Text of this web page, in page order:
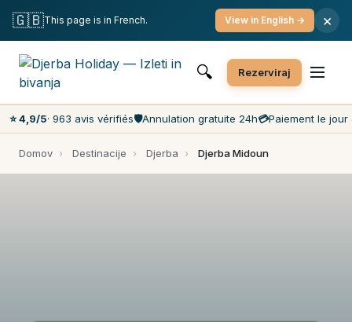
Brezplačno odpoved
Najnižje cene na trgu
Služba za stranke 7 dni na teden
🔍 Rezerviraj
⭐ 4,9/5· 963 avis vérifiés🛡️Annulation gratuite 24h💳Paiement le jour
Domov › Destinacije › Djerba › Djerba Midoun
🇬🇧This page is in French. View in English → ×